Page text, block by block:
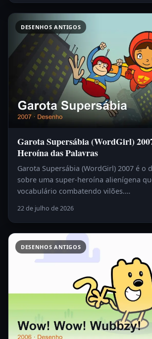
DESENHOS ANTIGOS
Garota Supersábia (WordGirl)
Heroína das Palavras
Garota Supersábia (WordGirl) 2007 é o
sobre uma super-heroína alienígena
vocabulário combatendo vilões.…
22 de julho de 2026
DESENHOS ANTIGOS